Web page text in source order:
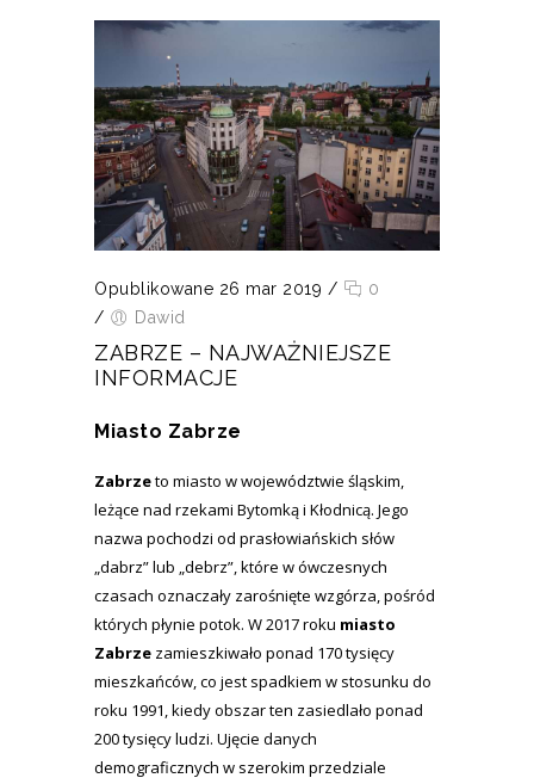
Opublikowane 26 mar 2019 /
0
/
Dawid
ZABRZE – NAJWAŻNIEJSZE
INFORMACJE
Miasto Zabrze
Zabrzeto miasto w województwie śląskim,
leżące nad rzekami Bytomką i Kłodnicą. Jego
nazwa pochodzi od prasłowiańskich słów
„dabrz” lub „debrz”, które w ówczesnych
czasach oznaczały zarośnięte wzgórza, pośród
których płynie potok. W 2017 roku miasto
Zabrze zamieszkiwało ponad 170 tysięcy
mieszkańców, co jest spadkiem w stosunku do
roku 1991, kiedy obszar ten zasiedlało ponad
200 tysięcy ludzi. Ujęcie danych
demograficznych w szerokim przedziale